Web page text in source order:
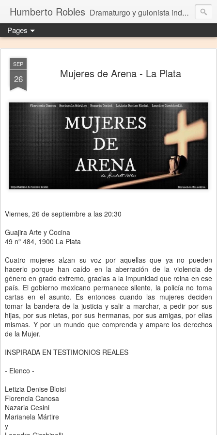
Humberto Robles Dramaturgo y guionista independiente
Pages
SEP
26 Mujeres de Arena - La Plata
Viernes, 26 de septiembre a las 20:30
Guajira Arte y Cocina
49 nº 484, 1900 La Plata
Cuatro mujeres alzan su voz por aquellas que ya no pueden
hacerlo porque han caído en la aberración de la violencia de
género en grado extremo, gracias a la impunidad que reina en ese
país. El gobierno mexicano permanece silente, la policía no toma
cartas en el asunto. Es entonces cuando las mujeres deciden
tomar la bandera de la justicia y salir a marchar, a pedir por sus
hijas, por sus nietas, por sus hermanas, por sus amigas, por ellas
mismas. Y por un mundo que comprenda y ampare los derechos
de la Mujer.
INSPIRADA EN TESTIMONIOS REALES
- Elenco -
Letizia Denise Bloisi
Florencia Canosa
Nazaria Cesini
Marianela Mártire
y